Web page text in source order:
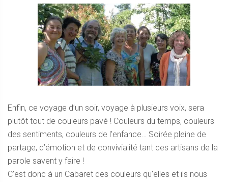
Enfin, ce voyage d’un soir, voyage à plusieurs voix, sera
plutôt tout de couleurs pavé ! Couleurs du temps, couleurs
des sentiments, couleurs de l’enfance… Soirée pleine de
partage, d’émotion et de convivialité tant ces artisans de la
parole savent y faire !
C’est donc à un Cabaret des couleurs qu’elles et ils nous